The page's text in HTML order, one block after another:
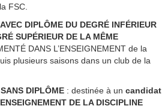
FSC.
DIPLÔME DU DEGRÉ INFÉRIEUR
SUPÉRIEUR DE LA MÊME
DANS L’ENSEIGNEMENT de la
plusieurs saisons dans un club de la
DIPLÔME : destinée à un candidat
DE LA DISCIPLINE